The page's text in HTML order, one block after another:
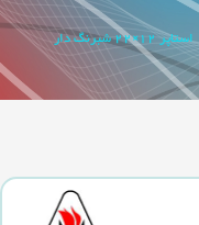
استاپر 12×22 شبرنگ دار